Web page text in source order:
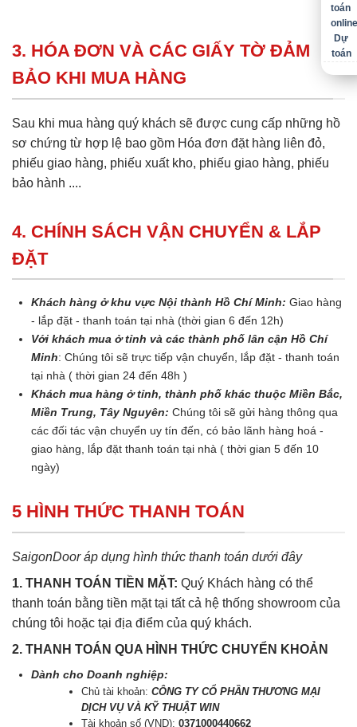
3. HÓA ĐƠN VÀ CÁC GIẤY TỜ ĐẢM
BẢO KHI MUA HÀNG
Sau khi mua hàng quý khách sẽ được cung cấp những hồ
sơ chứng từ hợp lệ bao gồm Hóa đơn đặt hàng liên đỏ,
phiếu giao hàng, phiếu xuất kho, phiếu giao hàng, phiếu
bảo hành ....
4. CHÍNH SÁCH VẬN CHUYỂN & LẮP
ĐẶT
Khách hàng ở khu vực Nội thành Hồ Chí Minh: Giao hàng
- lắp đặt - thanh toán tại nhà (thời gian 6 đến 12h)
Với khách mua ở tỉnh và các thành phố lân cận Hồ Chí
Minh: Chúng tôi sẽ trực tiếp vận chuyển, lắp đặt - thanh toán
tại nhà ( thời gian 24 đến 48h )
Khách mua hàng ở tỉnh, thành phố khác thuộc Miền Bắc,
Miền Trung, Tây Nguyên: Chúng tôi sẽ gửi hàng thông qua
các đối tác vận chuyển uy tín đến, có bảo lãnh hàng hoá -
giao hàng, lắp đặt thanh toán tại nhà ( thời gian 5 đến 10
ngày)
5 HÌNH THỨC THANH TOÁN
SaigonDoor áp dụng hình thức thanh toán dưới đây
1. THANH TOÁN TIỀN MẶT: Quý Khách hàng có thể
thanh toán bằng tiền mặt tại tất cả hệ thống showroom của
chúng tôi hoặc tại địa điểm của quý khách.
2. THANH TOÁN QUA HÌNH THỨC CHUYỂN KHOẢN
Dành cho Doanh nghiệp:
Chủ tài khoản:CÔNG TY CỔ PHẦN THƯƠNG MẠI
DỊCH VỤ VÀ KỸ THUẬT WIN
Tài khoản số (VND):0371000440662
Dự
toán